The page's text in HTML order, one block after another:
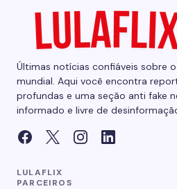
Últimas notícias confiáveis sobre
mundial. Aqui você encontra
profundas e uma seção anti fake
informado e livre de
LULAFLIX
PARCEIROS